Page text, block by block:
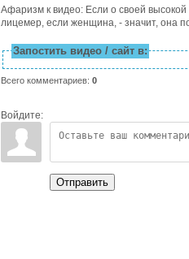
Афаризм к видео: Если о своей высокой
лицемер, если женщина, - значит, она
Запостить видео / сайт в:
Всего комментариев: 0
Войдите:
Отправить